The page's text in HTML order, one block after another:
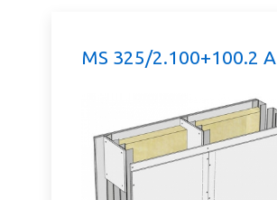
MS 325/2.100+100.2 A